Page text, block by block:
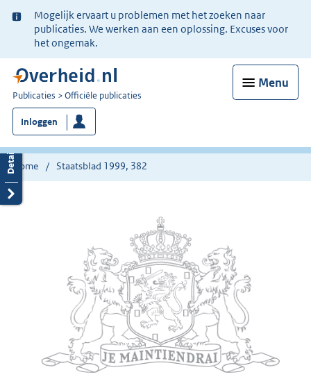
Ter
informatie:
Mogelijk ervaart u problemen met het zoeken naar
publicaties. We werken aan een oplossing. Excuses voor
het ongemak.
Menu
U
bent
nu
hier:
Publicaties Officiële publicaties
Inloggen
Home Staatsblad 1999, 382